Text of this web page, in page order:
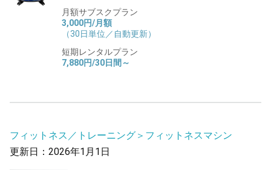
月額サブスクプラン
3,000円/月額
（30日単位／自動更新）
短期レンタルプラン
7,880円/30日間～
フィットネス／トレーニング＞フィットネスマシン
更新日：2026年1月1日